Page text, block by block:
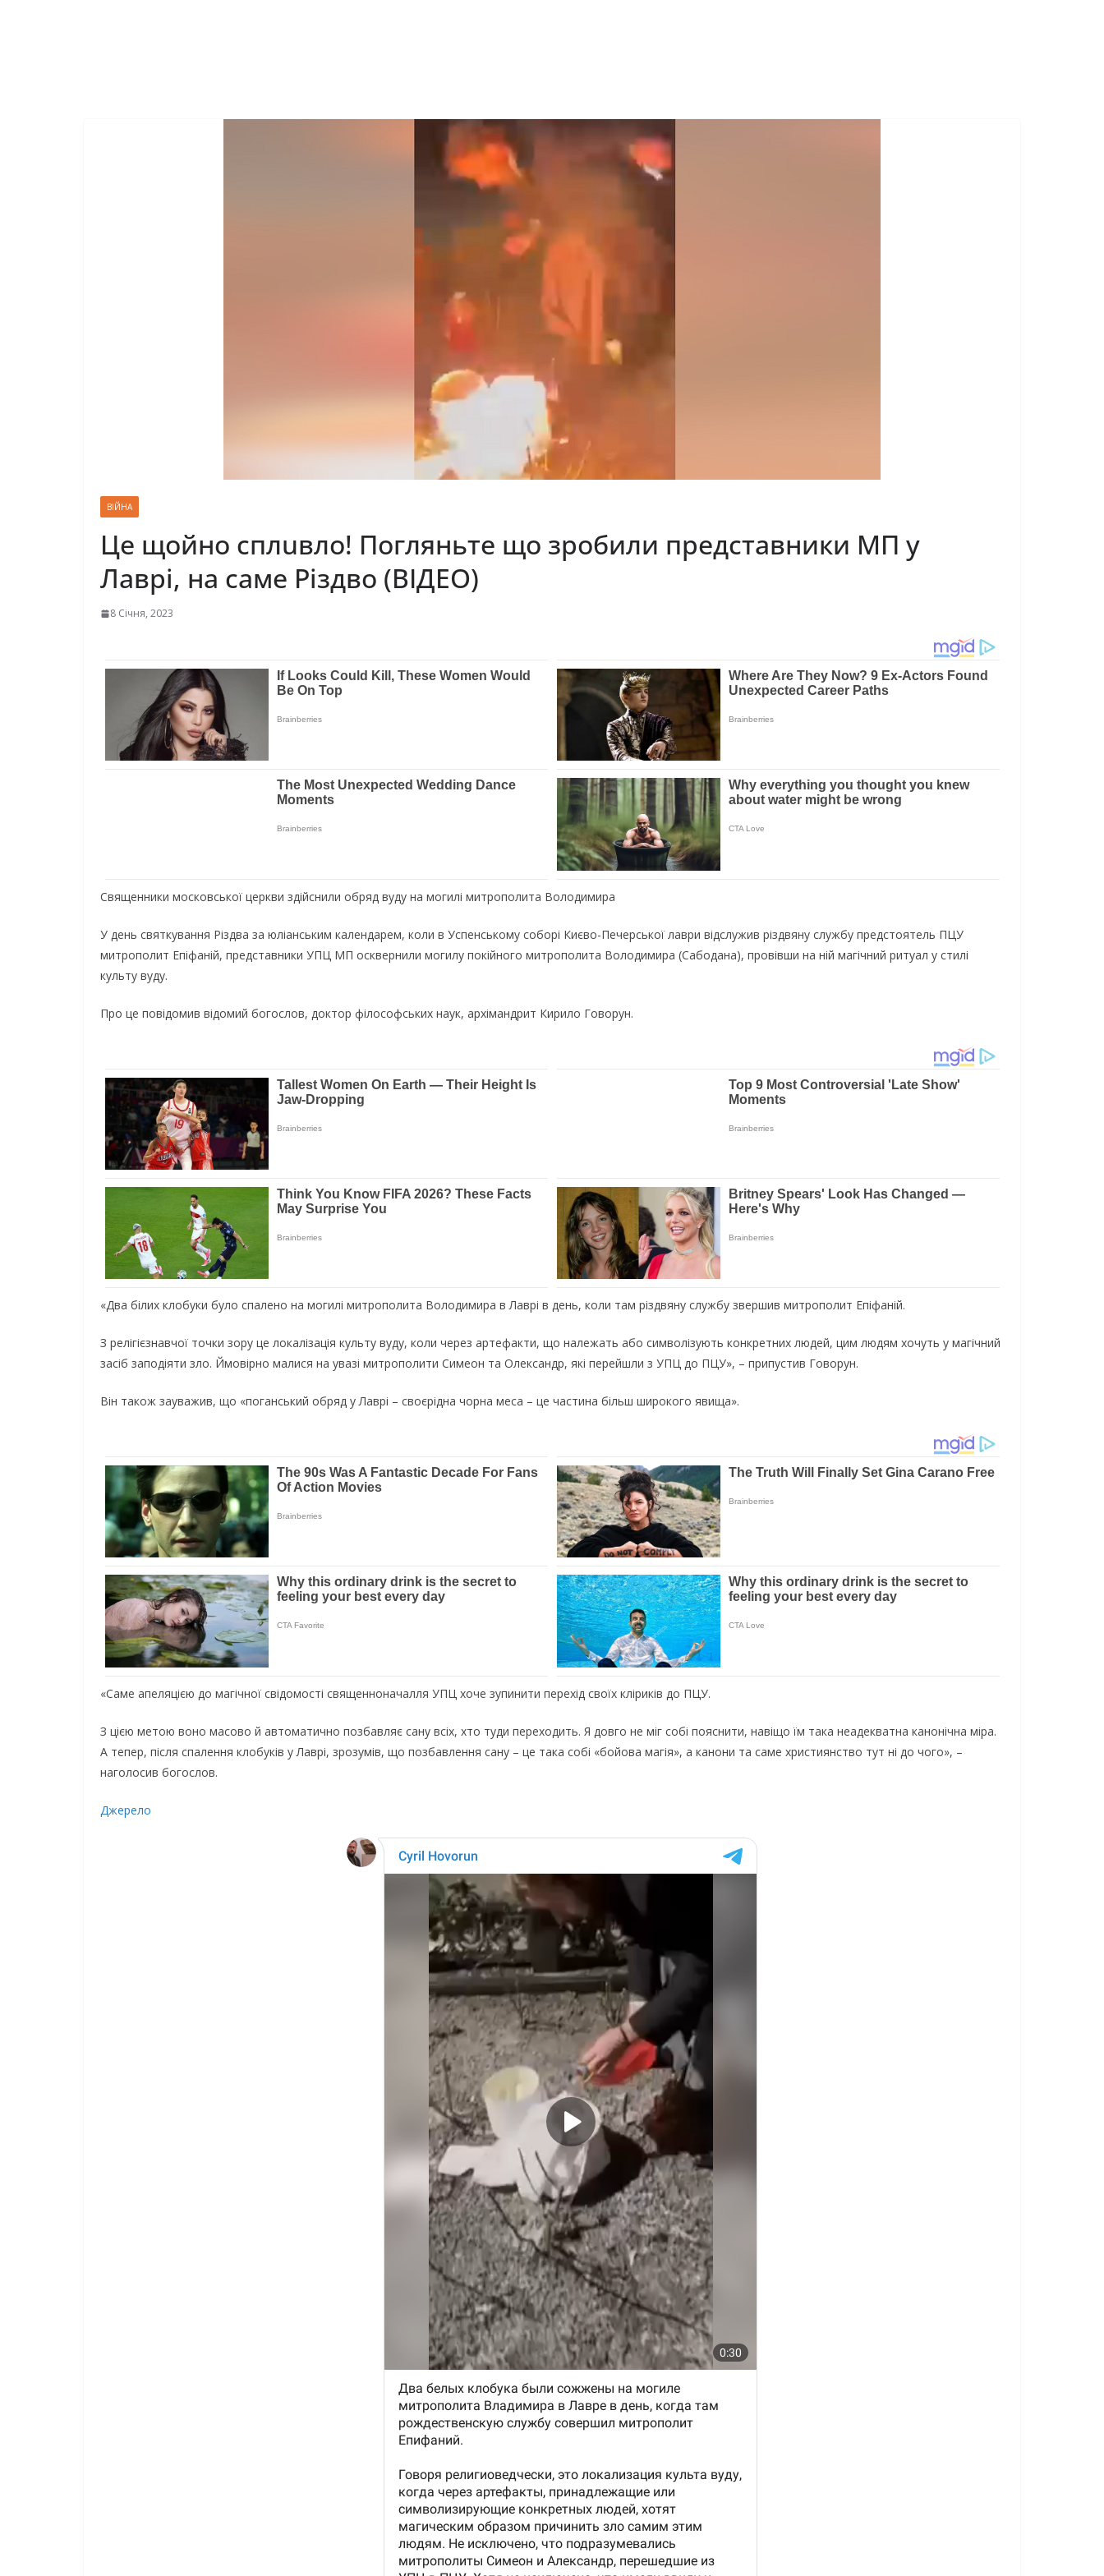
ВІЙНА
Це щойно сплuвло! Погляньте що зробили представники МП у
Лаврі, на саме Різдво (ВІДЕО)
8 Січня, 2023
Священники московської церкви здійснили обряд вуду на могилі митрополита Володимира
У день святкування Різдва за юліанським календарем, коли в Успенському соборі Києво-Печерської лаври відслужив різдвяну службу предстоятель ПЦУ
митрополит Епіфаній, представники УПЦ МП осквернили могилу покійного митрополита Володимира (Сабодана), провівши на ній магічний ритуал у стилі
культу вуду.
Про це повідомив відомий богослов, доктор філософських наук, архімандрит Кирило Говорун.
«Два білих клобуки було спалено на могилі митрополита Володимира в Лаврі в день, коли там різдвяну службу звершив митрополит Епіфаній.
З релігієзнавчої точки зору це локалізація культу вуду, коли через артефакти, що належать або символізують конкретних людей, цим людям хочуть у магічний
засіб заподіяти зло. Ймовірно малися на увазі митрополити Симеон та Олександр, які перейшли з УПЦ до ПЦУ», – припустив Говорун.
Він також зауважив, що «поганський обряд у Лаврі – своєрідна чорна меса – це частина більш широкого явища».
«Саме апеляцією до магічної свідомості священноначалля УПЦ хоче зупинити перехід своїх кліриків до ПЦУ.
З цією метою воно масово й автоматично позбавляє сану всіх, хто туди переходить. Я довго не міг собі пояснити, навіщо їм така неадекватна канонічна міра.
А тепер, після спалення клобуків у Лаврі, зрозумів, що позбавлення сану – це така собі «бойова магія», а канони та саме християнство тут ні до чого», –
наголосив богослов.
Джерело